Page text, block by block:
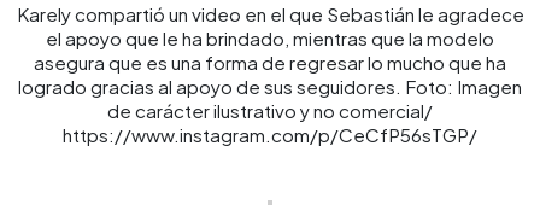
Karely compartió un video en el que Sebastián le agradece
el apoyo que le ha brindado, mientras que la modelo
asegura que es una forma de regresar lo mucho que ha
logrado gracias al apoyo de sus seguidores. Foto: Imagen
de carácter ilustrativo y no comercial/
https://www.instagram.com/p/CeCfP56sTGP/